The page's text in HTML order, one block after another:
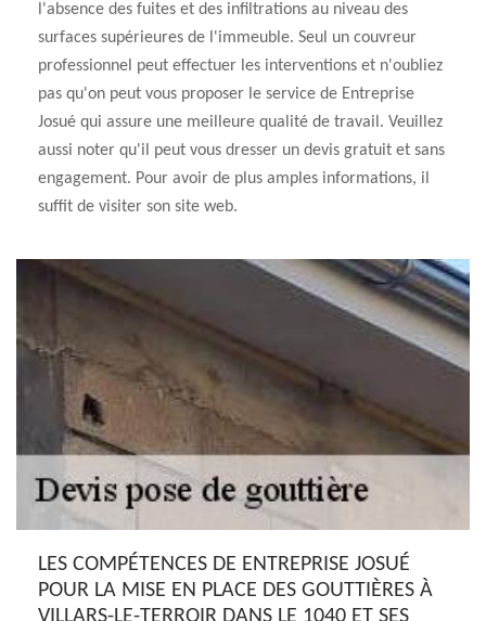
l'absence des fuites et des infiltrations au niveau des
surfaces supérieures de l'immeuble. Seul un couvreur
professionnel peut effectuer les interventions et n'oubliez
pas qu'on peut vous proposer le service de Entreprise
Josué qui assure une meilleure qualité de travail. Veuillez
aussi noter qu'il peut vous dresser un devis gratuit et sans
engagement. Pour avoir de plus amples informations, il
suffit de visiter son site web.
LES COMPÉTENCES DE ENTREPRISE JOSUÉ
POUR LA MISE EN PLACE DES GOUTTIÈRES À
VILLARS-LE-TERROIR DANS LE 1040 ET SES